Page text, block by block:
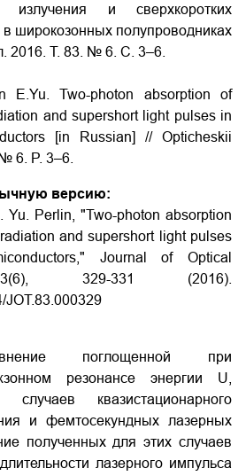
излучения и сверхкоротких
широкозонных полупроводниках
2016. Т. 83. № 6. С. 3–6.
E.Yu.Two-photon absorption of
and supershort light pulses in
[in Russian] // Opticheskii
6. P. 3–6.
версию:
Yu. Perlin, "Two-photon absorption
and supershort light pulses
Journal of Optical
329-331 (2016).
JOT.83.000329
поглощенной при
резонансе энергии U,
случаев квазистационарного
и фемтосекундных лазерных
полученных для этих случаев
лазерного импульса